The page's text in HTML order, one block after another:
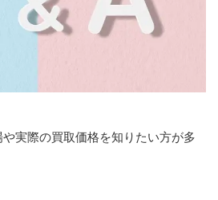
実際の買取価格を知りたい方が多